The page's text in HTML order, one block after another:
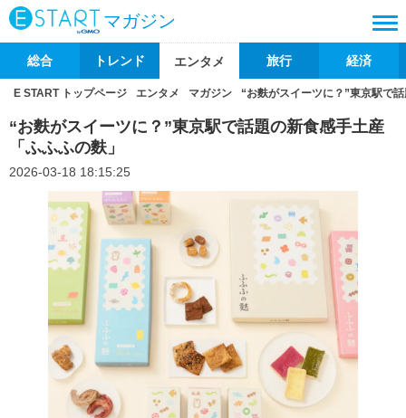
マガジン
総合 トレンド エンタメ 旅行 経済
E START トップページ エンタメ マガジン “お麩がスイーツに？”東京駅で
“お麩がスイーツに？”東京駅で話題の新食感手土産
「ふふふの麩」
2026-03-18 18:15:25